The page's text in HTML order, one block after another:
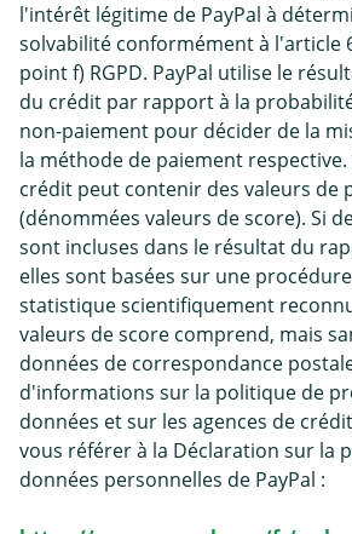
l'intérêt légitime de PayPal à
solvabilité conformément à l'article
point f) RGPD. PayPal utilise le
du crédit par rapport à la
non-paiement pour décider de la
la méthode de paiement
crédit peut contenir des valeurs de
(dénommées valeurs de score). Si
sont incluses dans le résultat du
elles sont basées sur une
statistique scientifiquement
valeurs de score comprend, mais
données de correspondance
d'informations sur la politique de
données et sur les agences de
vous référer à la Déclaration sur la
données personnelles de PayPal :